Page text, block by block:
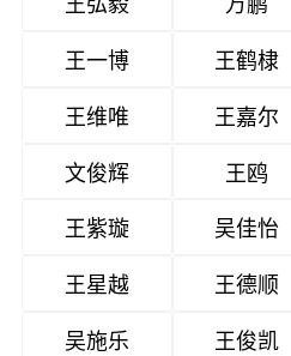
王一博
王鹤棣
王维唯
王嘉尔
文俊辉
王鸥
王紫璇
吴佳怡
王星越
王德顺
吴施乐
王俊凯